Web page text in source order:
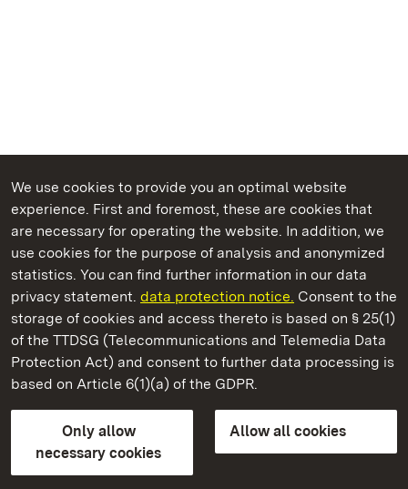
We use cookies to provide you an optimal website
experience. First and foremost, these are cookies that
are necessary for operating the website. In addition, we
use cookies for the purpose of analysis and anonymized
statistics. You can find further information in our data
privacy statement. data protection notice. Consent to the
storage of cookies and access thereto is based on § 25(1)
of the TTDSG (Telecommunications and Telemedia Data
Protection Act) and consent to further data processing is
based on Article 6(1)(a) of the GDPR.
Only allow
necessary cookies
Allow all cookies
State Palaces and Gardens of Baden-Wuerttemberg
Hochburg Castle
State Palaces and Gardens of Baden-Wuerttemberg
FAQMasthead Data protection
Declaration on barrier-free access